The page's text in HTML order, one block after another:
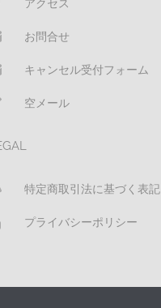
アクセス
お問合せ
キャンセル受付フォーム
空メール
特定商取引法に基づく表記
プライバシーポリシー